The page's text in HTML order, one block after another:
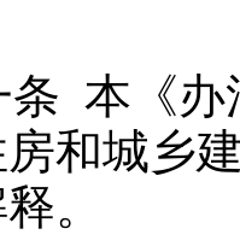
条 本《办
和城乡
。